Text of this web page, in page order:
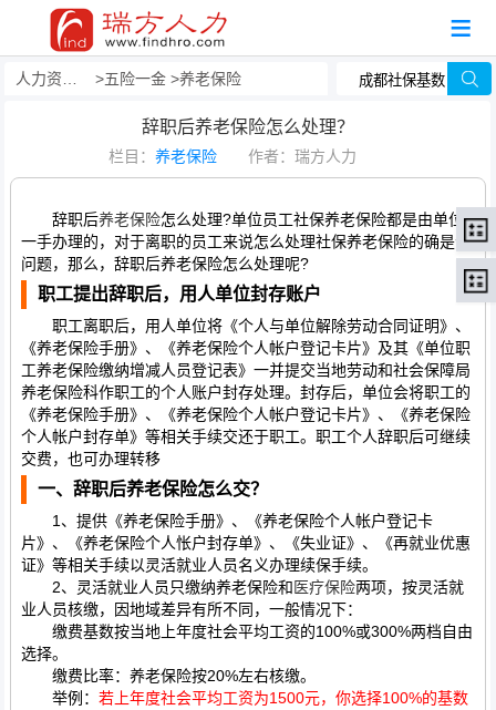
五险一金 养老保险
辞职后养老保险怎么处理？
栏目： 养老保险 作者：瑞方人力
辞职后养老保险怎么处理?单位员工社保养老保险都是由单位
一手办理的，对于离职的员工来说怎么处理社保养老保险的确是个
问题，那么，辞职后养老保险怎么处理呢?
职工提出辞职后，用人单位封存账户
职工离职后，用人单位将《个人与单位解除劳动合同证明》、
《养老保险手册》、《养老保险个人帐户登记卡片》及其《单位职
工养老保险缴纳增减人员登记表》一并提交当地劳动和社会保障局
养老保险科作职工的个人账户封存处理。封存后，单位会将职工的
《养老保险手册》、《养老保险个人帐户登记卡片》、《养老保险
个人帐户封存单》等相关手续交还于职工。职工个人辞职后可继续
交费，也可办理转移
一、辞职后养老保险怎么交？
1、提供《养老保险手册》、《养老保险个人帐户登记卡
片》、《养老保险个人怅户封存单》、《失业证》、《再就业优惠
证》等相关手续以灵活就业人员名义办理续保手续。
2、灵活就业人员只缴纳养老保险和医疗保险两项，按灵活就
业人员核缴，因地域差异有所不同，一般情况下：
缴费基数按当地上年度社会平均工资的100%或300%两档自由
选择。
缴费比率：养老保险按20%左右核缴。
举例： 若上年度社会平均工资为1500元，你选择100%的基数